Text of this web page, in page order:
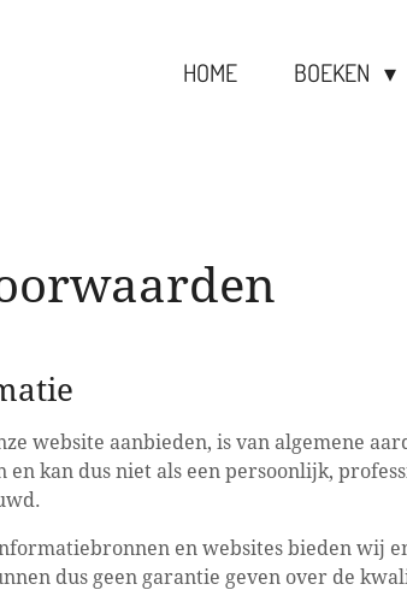
HOME BOEKEN
website aanbieden, is van algemene
en kan dus niet als een persoonlijk,
en websites bieden wij
dus geen garantie geven over de